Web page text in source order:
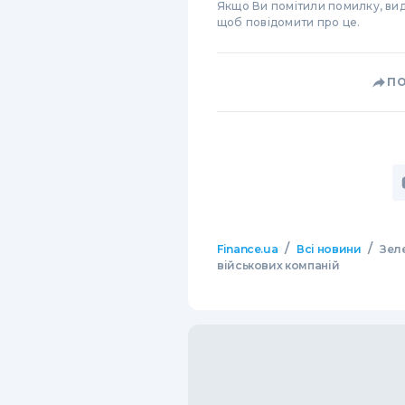
Якщо Ви помітили помилку,
щоб повідомити про це.
Finance.ua / Всі новини /
військових компаній